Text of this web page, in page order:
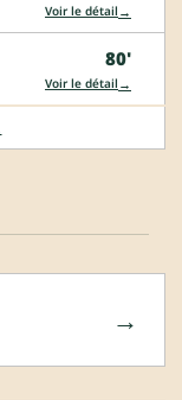
Voir le détail →
80'
Voir le détail →
→